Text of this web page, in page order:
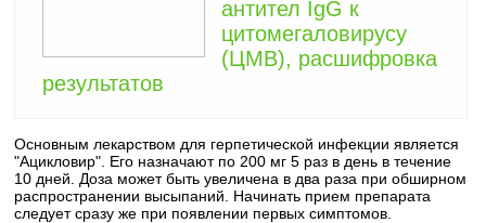
антител IgG к
цитомегаловирусу
(ЦМВ), расшифровка
результатов
Основным лекарством для герпетической инфекции является
"Ацикловир". Его назначают по 200 мг 5 раз в день в течение
10 дней. Доза может быть увеличена в два раза при обширном
распространении высыпаний. Начинать прием препарата
следует сразу же при появлении первых симптомов.